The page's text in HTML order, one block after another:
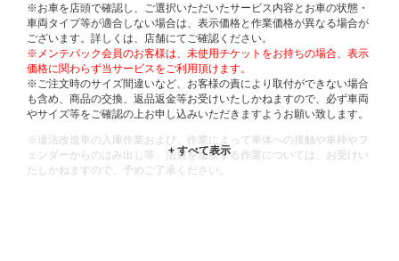
※お車を店頭で確認し、ご選択いただいたサービス内容とお車の状態・
車両タイプ等が適合しない場合は、表示価格と作業価格が異なる場合が
ございます。詳しくは、店舗にてご確認ください。
※メンテパック会員のお客様は、未使用チケットをお持ちの場合、表示
価格に関わらず当サービスをご利用頂けます。
※ご注文時のサイズ間違いなど、お客様の責により取付ができない場合
も含め、商品の交換、返品返金等お受けいたしかねますので、必ず車両
やサイズ等をご確認の上お申し込みいただきますようお願い致します。
※違法改造車の入庫作業および、作業によって車体への接触や車枠やフ
ェンダーからのはみ出し等、法規を逸脱する作業については、お受けい
たしかねますので、予めご了承ください。